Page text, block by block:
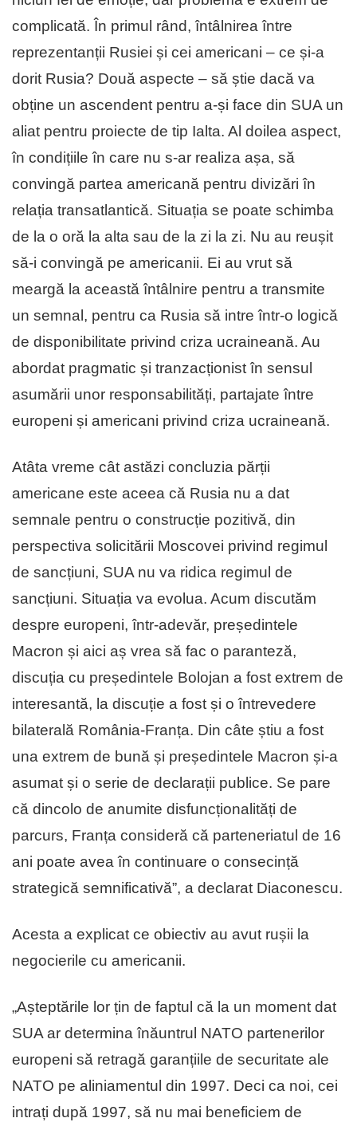
complicată. În primul rând, întâlnirea între
reprezentanții Rusiei și cei americani – ce și-a
dorit Rusia? Două aspecte – să știe dacă va
obține un ascendent pentru a-și face din SUA un
aliat pentru proiecte de tip Ialta. Al doilea aspect,
în condițiile în care nu s-ar realiza așa, să
convingă partea americană pentru divizări în
relația transatlantică. Situația se poate schimba
de la o oră la alta sau de la zi la zi. Nu au reușit
să-i convingă pe americanii. Ei au vrut să
meargă la această întâlnire pentru a transmite
un semnal, pentru ca Rusia să intre într-o logică
de disponibilitate privind criza ucraineană. Au
abordat pragmatic și tranzacționist în sensul
asumării unor responsabilități, partajate între
europeni și americani privind criza ucraineană.
Atâta vreme cât astăzi concluzia părții
americane este aceea că Rusia nu a dat
semnale pentru o construcție pozitivă, din
perspectiva solicitării Moscovei privind regimul
de sancțiuni, SUA nu va ridica regimul de
sancțiuni. Situația va evolua. Acum discutăm
despre europeni, într-adevăr, președintele
Macron și aici aș vrea să fac o paranteză,
discuția cu președintele Bolojan a fost extrem de
interesantă, la discuție a fost și o întrevedere
bilaterală România-Franța. Din câte știu a fost
una extrem de bună și președintele Macron și-a
asumat și o serie de declarații publice. Se pare
că dincolo de anumite disfuncționalități de
parcurs, Franța consideră că parteneriatul de 16
ani poate avea în continuare o consecință
strategică semnificativă”, a declarat Diaconescu.
Acesta a explicat ce obiectiv au avut rușii la
negocierile cu americanii.
„Așteptările lor țin de faptul că la un moment dat
SUA ar determina înăuntrul NATO partenerilor
europeni să retragă garanțiile de securitate ale
NATO pe aliniamentul din 1997. Deci ca noi, cei
intrați după 1997, să nu mai beneficiem de